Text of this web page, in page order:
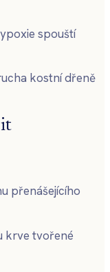
spouští
kostní dřeně
přenášejícího
krve tvořené